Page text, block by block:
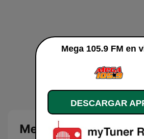
Mega 105.9 FM en
Mega 105.9 FM en
DESCARGAR